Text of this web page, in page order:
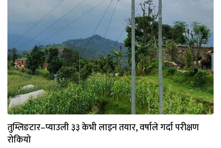
तुम्लिङटार–प्याउली ३३ केभी लाइन तयार, वर्षाले गर्दा परीक्षण
रोकियो